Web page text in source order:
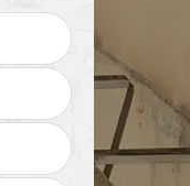
Réparation de
toiture 80